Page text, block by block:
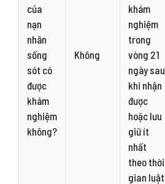
của
nạn
nhân
sống
sót có
được
khám
nghiệm
không?
Không
khám
nghiệm
trong
vòng 21
ngày sau
khi nhận
được
hoặc lưu
giữ ít
nhất
theo thời
gian luật